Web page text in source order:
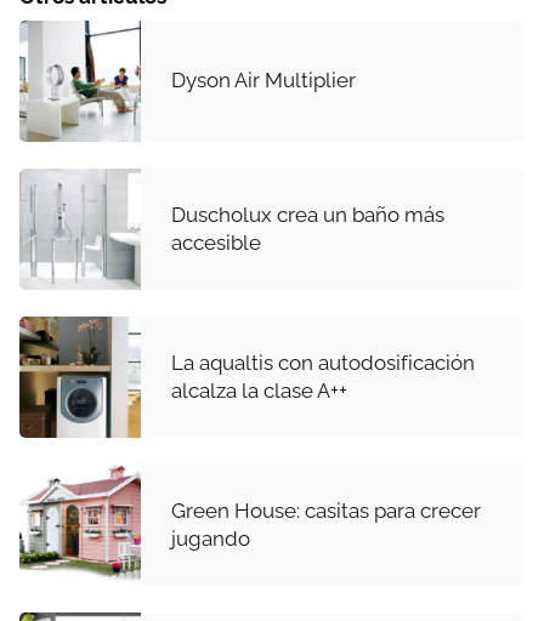
Dyson Air Multiplier
Duscholux crea un baño más
accesible
La aqualtis con autodosificación
alcalza la clase A++
Green House: casitas para crecer
jugando